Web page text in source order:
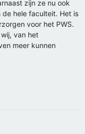
zijn ze nu ook
hele faculteit. Het is
voor het PWS.
van het
meer kunnen